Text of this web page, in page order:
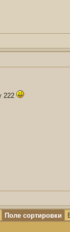
222
Поле сортировки